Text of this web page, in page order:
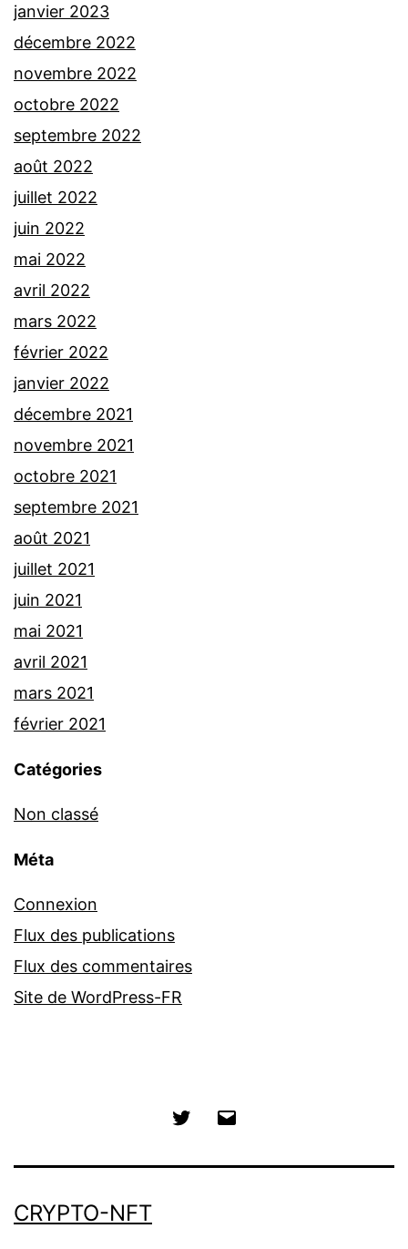
janvier 2023
décembre 2022
novembre 2022
octobre 2022
septembre 2022
août 2022
juillet 2022
juin 2022
mai 2022
avril 2022
mars 2022
février 2022
janvier 2022
décembre 2021
novembre 2021
octobre 2021
septembre 2021
août 2021
juillet 2021
juin 2021
mai 2021
avril 2021
mars 2021
février 2021
Catégories
Non classé
Méta
Connexion
Flux des publications
Flux des commentaires
Site de WordPress-FR
Twitter
CRYPTO-NFT